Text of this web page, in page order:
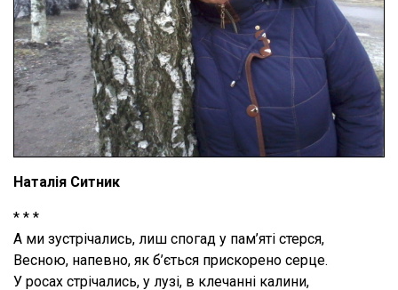
Наталія Ситник
* * *
А ми зустрічались, лиш спогад у пам’яті стерся,
Весною, напевно, як б’ється прискорено серце.
У росах стрічались, у лузі, в клечанні калини,